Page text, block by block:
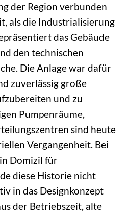
der Region verbunden
als die Industrialisierung
das Gebäude
den technischen
Die Anlage war dafür
zuverlässig große
und zu
Pumpenräume,
sind heute
Vergangenheit. Bei
Domizil für
diese Historie nicht
in das Designkonzept
der Betriebszeit, alte